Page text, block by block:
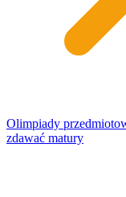
Olimpiady
zdawać matury